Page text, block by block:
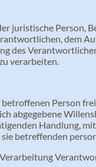
juristische Person,
dem
des
verarbeiten.
Person
abgegebene
Handlung,
betreffenden